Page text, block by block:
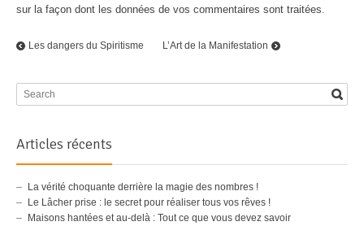
sur la façon dont les données de vos commentaires sont traitées
Les dangers du Spiritisme L’Art de la Manifestation
Articles récents
La vérité choquante derrière la magie des nombres !
Le Lâcher prise : le secret pour réaliser tous vos rêves !
Maisons hantées et au-delà : Tout ce que vous devez savoir